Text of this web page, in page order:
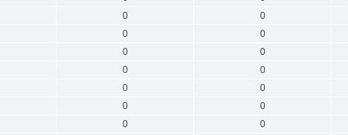
0 0
0 0
0 0
0 0
0 0
0 0
0 0